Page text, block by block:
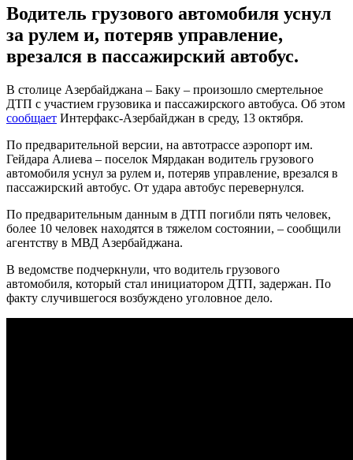
Водитель грузового автомобиля уснул
за рулем и, потеряв управление,
врезался в пассажирский автобус.
В столице Азербайджана – Баку – произошло смертельное
ДТП с участием грузовика и пассажирского автобуса. Об этом
сообщает Интерфакс-Азербайджан в среду, 13 октября.
По предварительной версии, на автотрассе аэропорт им.
Гейдара Алиева – поселок Мярдакан водитель грузового
автомобиля уснул за рулем и, потеряв управление, врезался в
пассажирский автобус. От удара автобус перевернулся.
По предварительным данным в ДТП погибли пять человек,
более 10 человек находятся в тяжелом состоянии, – сообщили
агентству в МВД Азербайджана.
В ведомстве подчеркнули, что водитель грузового
автомобиля, который стал инициатором ДТП, задержан. По
факту случившегося возбуждено уголовное дело.